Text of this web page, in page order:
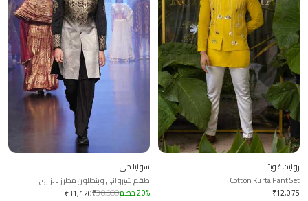
رونيت غوبتا
Cotton Kurta Pant Set
₹12,075
سونيا جي
طقم شيرواني وبنطلون مطرز بالزاري
₹31,120₹38,900 20% خصم